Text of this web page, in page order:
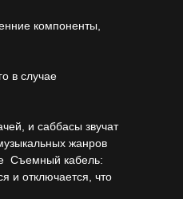
компоненты,
в случае
и саббасы звучат
жанров
Съемный кабель:
и отключается, что